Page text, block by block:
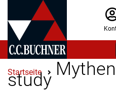
Startseite
study